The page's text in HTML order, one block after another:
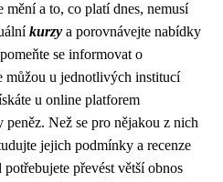
mění a to, co platí dnes, nemusí
kurzy a porovnávejte nabídky
se informovat o
můžou u jednotlivých institucí
u online platforem
Než se pro nějakou z nich
jejich podmínky a recenze
převést větší obnos